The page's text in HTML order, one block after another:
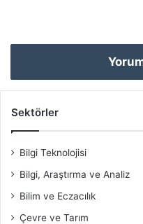
Sektörler
Bilgi Teknolojisi
Bilgi, Araştırma ve Analiz
Bilim ve Eczacılık
Çevre ve Tarım